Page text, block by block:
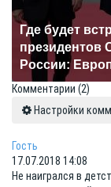
Где будет
президентов
России:
Комментарии (2)
Настройки
Гость
17.07.2018 14:08
Не наигрался в